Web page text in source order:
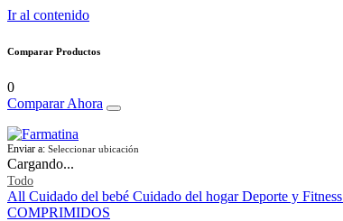
Ir al contenido
Comparar Productos
0
Comparar Ahora
Enviar a: Seleccionar ubicación
Cargando...
Todo
All Cuidado del bebé Cuidado del hogar Deporte y Fitness
COMPRIMIDOS